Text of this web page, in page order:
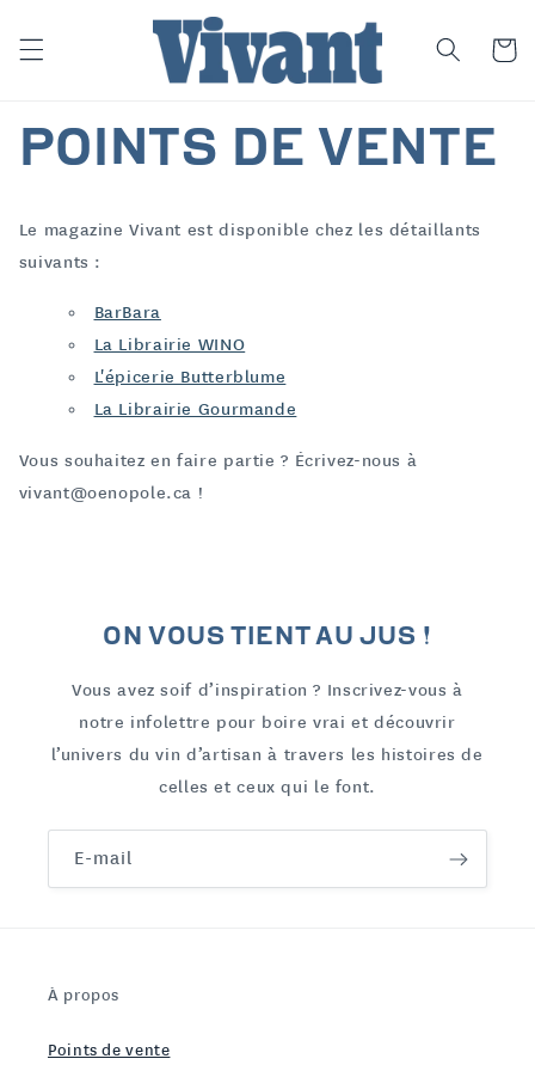
au
Panier
POINTS DE VENTE
Le magazine Vivant est disponible chez les détaillants
suivants :
BarBara
La Librairie WINO
L'épicerie Butterblume
La Librairie Gourmande
Vous souhaitez en faire partie ? Écrivez-nous à
vivant@oenopole.ca !
ON VOUS TIENT AU JUS !
Vous avez soif d’inspiration ? Inscrivez-vous à
notre infolettre pour boire vrai et découvrir
l’univers du vin d’artisan à travers les histoires de
celles et ceux qui le font.
E-mail
À propos
Points de vente